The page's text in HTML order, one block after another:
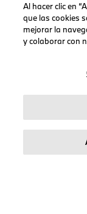
Accesorios
BMW
BMW M
AVISO LEGAL
Al hacer clic en
que las cookies
mejorar la
y colaborar con